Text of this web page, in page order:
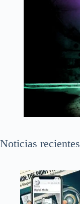
Noticias recientes